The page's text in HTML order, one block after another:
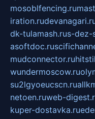
mosoblfencing.ru
iration.ru
dk-tulamash.rus-dez-
asoftdoc.ru
mudconnector.ru
wundermoscow.ru
su2lgyoeucscn.ru
netoen.ruweb-
kuper-dostavka.ru